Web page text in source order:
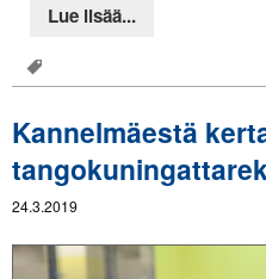
Lue lisää...
Kannelmäestä
24.3.2019